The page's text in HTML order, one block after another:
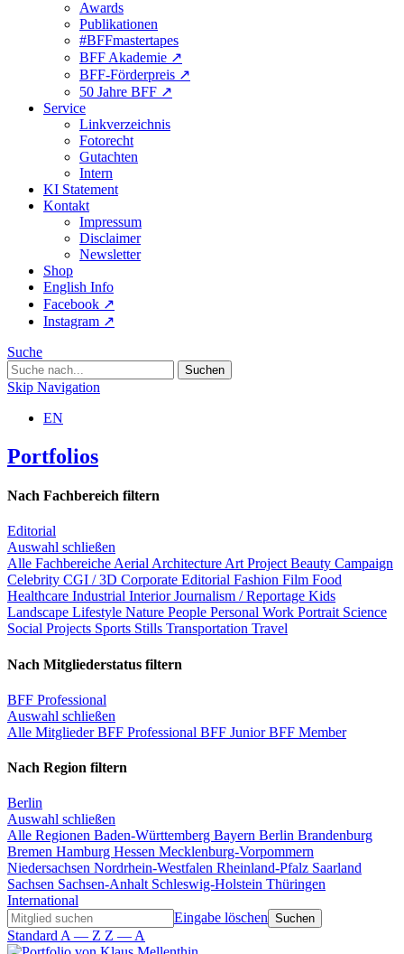
Awards
Publikationen
#BFFmastertapes
BFF Akademie ↗︎
BFF-Förderpreis ↗︎
50 Jahre BFF ↗︎
Service
Linkverzeichnis
Fotorecht
Gutachten
Intern
KI Statement
Kontakt
Impressum
Disclaimer
Newsletter
Shop
English Info
Facebook ↗︎
Instagram ↗︎
Suche
Skip Navigation
EN
Portfolios
Nach Fachbereich filtern
Editorial
Auswahl schließen
Alle Fachbereiche Aerial Architecture Art Project Beauty Campaign
Celebrity CGI / 3D Corporate Editorial Fashion Film Food
Healthcare Industrial InteriorJournalism / Reportage Kids
Landscape Lifestyle Nature People Personal Work Portrait Science
Social Projects Sports Stills Transportation Travel
Nach Mitgliederstatus filtern
BFF Professional
Auswahl schließen
Alle MitgliederBFF Professional BFF JuniorBFF Member
Nach Region filtern
Berlin
Auswahl schließen
Alle Regionen Baden-Württemberg Bayern Berlin Brandenburg
Bremen Hamburg Hessen Mecklenburg-Vorpommern
Niedersachsen Nordrhein-Westfalen Rheinland-Pfalz Saarland
Sachsen Sachsen-Anhalt Schleswig-Holstein Thüringen
International
Eingabe löschen
Standard A — Z Z — A